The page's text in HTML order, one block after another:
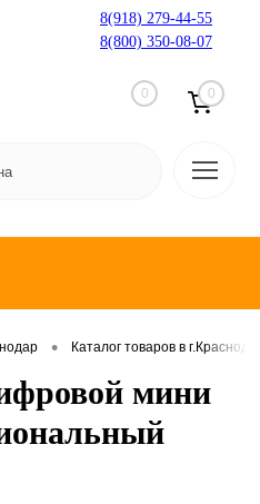
8(918) 279-44-55
8(800) 350-08-07
0 0
• Каталог товаров в
мини